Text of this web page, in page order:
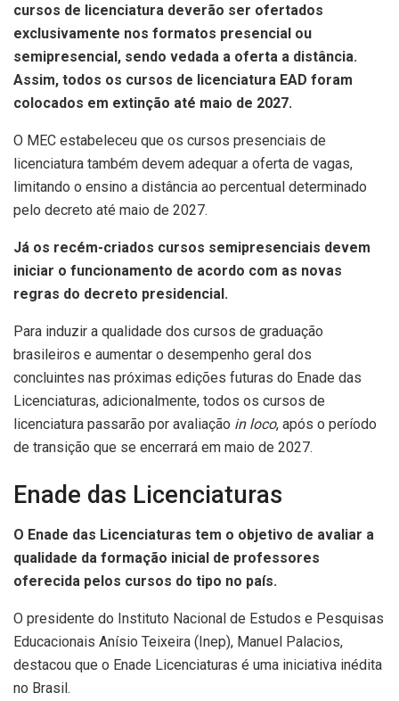
cursos de licenciatura deverão ser ofertados
exclusivamente nos formatos presencial ou
semipresencial, sendo vedada a oferta a distância.
Assim, todos os cursos de licenciatura EAD foram
colocados em extinção até maio de 2027.
O MEC estabeleceu que os cursos presenciais de
licenciatura também devem adequar a oferta de vagas,
limitando o ensino a distância ao percentual determinado
pelo decreto até maio de 2027.
Já os recém-criados cursos semipresenciais devem
iniciar o funcionamento de acordo com as novas
regras do decreto presidencial.
Para induzir a qualidade dos cursos de graduação
brasileiros e aumentar o desempenho geral dos
concluintes nas próximas edições futuras do Enade das
Licenciaturas, adicionalmente, todos os cursos de
licenciatura passarão por avaliação in loco, após o período
de transição que se encerrará em maio de 2027.
Enade das Licenciaturas
O Enade das Licenciaturas tem o objetivo de avaliar a
qualidade da formação inicial de professores
oferecida pelos cursos do tipo no país.
O presidente do Instituto Nacional de Estudos e Pesquisas
Educacionais Anísio Teixeira (Inep), Manuel Palacios,
destacou que o Enade Licenciaturas é uma iniciativa inédita
no Brasil.